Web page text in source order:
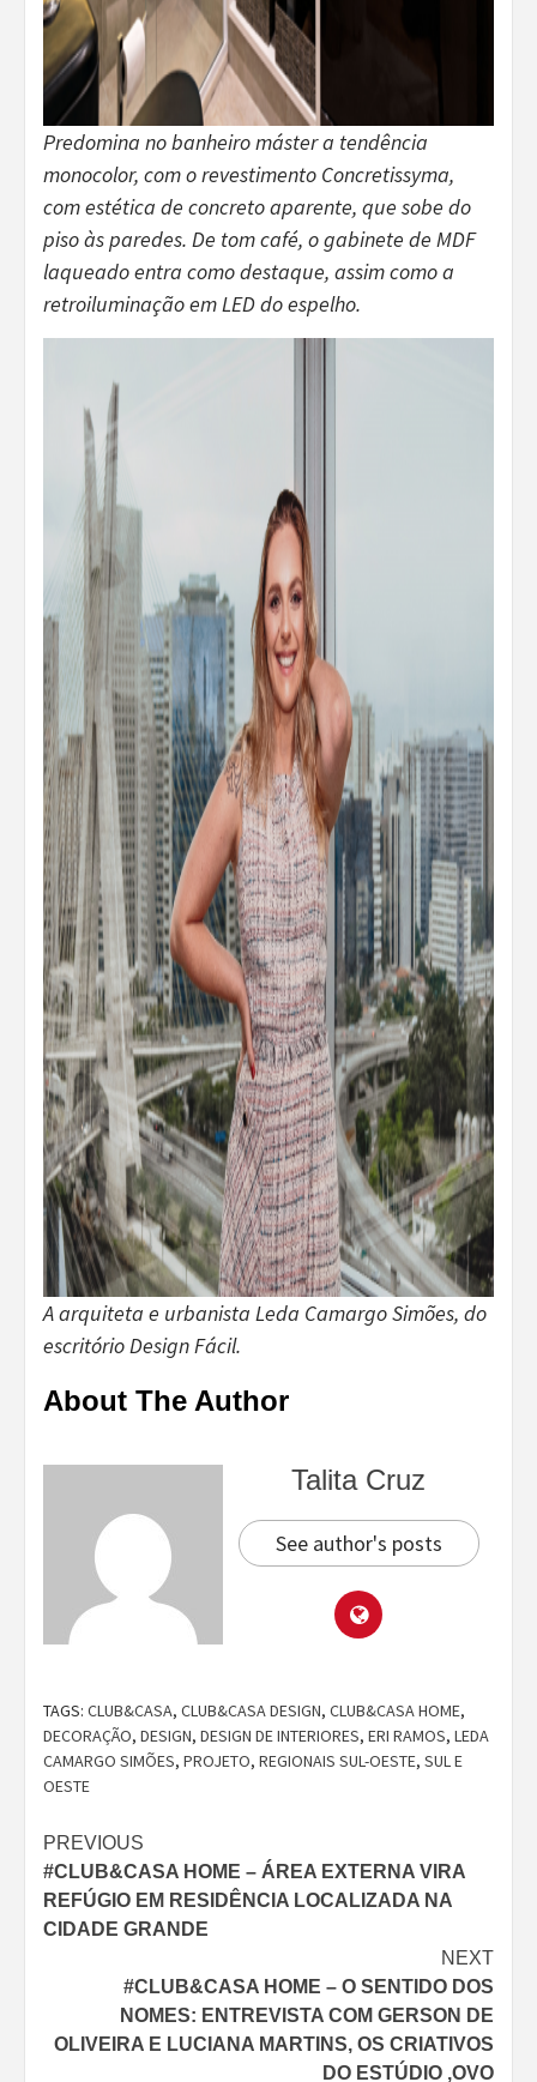
Predomina no banheiro máster a tendência
monocolor, com o revestimento Concretissyma,
com estética de concreto aparente, que sobe do
piso às paredes. De tom café, o gabinete de MDF
laqueado entra como destaque, assim como a
retroiluminação em LED do espelho.
A arquiteta e urbanista Leda Camargo Simões, do
escritório Design Fácil.
About The Author
Talita Cruz
See author's posts
TAGS: CLUB&CASA, CLUB&CASA DESIGN, CLUB&CASA HOME,
DECORAÇÃO, DESIGN, DESIGN DE INTERIORES, ERI RAMOS, LEDA
CAMARGO SIMÕES, PROJETO, REGIONAIS SUL-OESTE, SUL E
OESTE
Continue
Reading
PREVIOUS
#CLUB&CASA HOME – ÁREA EXTERNA VIRA
REFÚGIO EM RESIDÊNCIA LOCALIZADA NA
CIDADE GRANDE
NEXT
#CLUB&CASA HOME – O SENTIDO DOS
NOMES: ENTREVISTA COM GERSON DE
OLIVEIRA E LUCIANA MARTINS, OS CRIATIVOS
DO ESTÚDIO ,OVO